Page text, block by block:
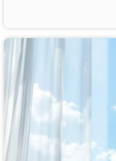
Как
мыть
москитные